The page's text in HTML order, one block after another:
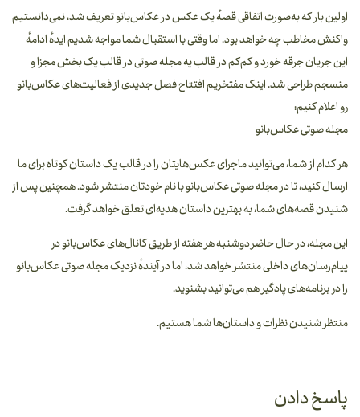
اولین بار که به‌صورت اتفاقی قصهٔ یک عکس در عکاس‌بانو تعریف شد، نمی‌دانستیم
واکنش مخاطب چه خواهد بود. اما وقتی با استقبال شما مواجه شدیم ایدهٔ ادامهٔ
این جریان جرقه خورد و کم‌کم در قالب یه مجله صوتی در قالب یک بخش مجزا و
منسجم‌ طراحی شد. اینک مفتخریم افتتاح فصل جدیدی از فعالیت‌های عکاس‌بانو
رو اعلام کنیم:‌
مجله صوتی عکاس‌بانو
هر کدام از شما، می‌توانید ماجرای عکس‌هایتان را در قالب یک داستان کوتاه برای ما
ارسال کنید، تا در مجله صوتی عکاس‌بانو با نام خودتان منتشر شود. همچنین پس از
شنیدن قصه‌های شما، به بهترین داستان هدیه‌ای تعلق خواهد گرفت.
این مجله، در حال حاضردوشنبه هر هفتهاز طریق کانال‌های عکاس‌بانو در
پیام‌رسان‌های داخلی منتشر خواهد شد، اما در آیندهٔ نزدیک مجله صوتی عکاس‌بانو
را در برنامه‌های پادگیر هم می‌توانید بشنوید.
منتظر شنیدن نظرات و داستان‌ها شما هستیم.
پاسخ دادن